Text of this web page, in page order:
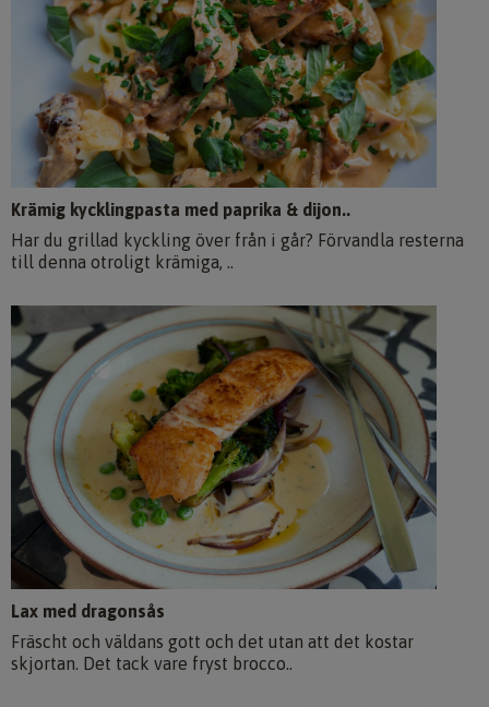
Krämig kycklingpasta med paprika & dijon..
Har du grillad kyckling över från i går? Förvandla resterna
till denna otroligt krämiga, ..
Lax med dragonsås
Fräscht och väldans gott och det utan att det kostar
skjortan. Det tack vare fryst brocco..